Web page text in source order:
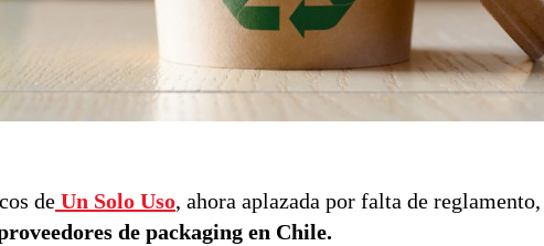
de Un Solo Uso, ahora aplazada por falta de reglamento,
de packaging en Chile.